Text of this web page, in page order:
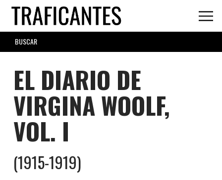
Skip
main
content
SEARCH
FORM
EL DIARIO DE
VIRGINA WOOLF,
VOL. I
(1915-1919)